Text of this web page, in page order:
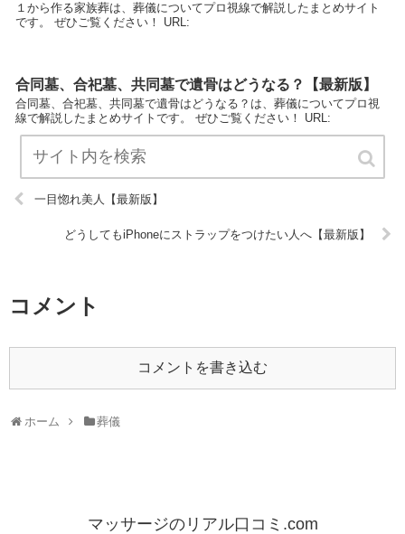
１から作る家族葬は、葬儀についてプロ視線で解説したまとめサイト
です。 ぜひご覧ください！ URL:
合同墓、合祀墓、共同墓で遺骨はどうなる？【最新版】
合同墓、合祀墓、共同墓で遺骨はどうなる？は、葬儀についてプロ視
線で解説したまとめサイトです。 ぜひご覧ください！ URL:
一目惚れ美人【最新版】
どうしてもiPhoneにストラップをつけたい人へ【最新版】
コメント
コメントを書き込む
ホーム 葬儀
マッサージのリアル口コミ.com